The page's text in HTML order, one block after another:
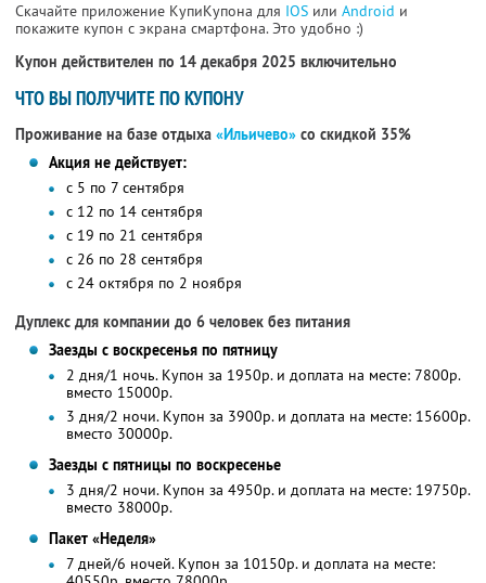
Скачайте приложение КупиКупона для IOS или Android и
покажите купон с экрана смартфона. Это удобно :)
Купон действителен по 14 декабря 2025 включительно
ЧТО ВЫ ПОЛУЧИТЕ ПО КУПОНУ
Проживание на базе отдыха «Ильичево» со скидкой 35%
Акция не действует:
с 5 по 7 сентября
с 12 по 14 сентября
с 19 по 21 сентября
с 26 по 28 сентября
с 24 октября по 2 ноября
Дуплекс для компании до 6 человек без питания
Заезды с воскресенья по пятницу
2 дня/1 ночь. Купон за 1950р. и доплата на месте: 7800р.
вместо 15000р.
3 дня/2 ночи. Купон за 3900р. и доплата на месте: 15600р.
вместо 30000р.
Заезды с пятницы по воскресенье
3 дня/2 ночи. Купон за 4950р. и доплата на месте: 19750р.
вместо 38000р.
Пакет «Неделя»
7 дней/6 ночей. Купон за 10150р. и доплата на месте: